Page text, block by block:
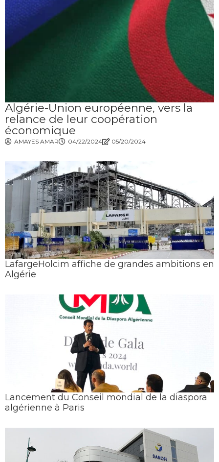
Algérie-Union européenne, vers la
relance de leur coopération
économique
AMAYES AMAR 04/22/2024 05/20/2024
LafargeHolcim affiche de grandes ambitions en
Algérie
Lancement du Conseil mondial de la diaspora
algérienne à Paris